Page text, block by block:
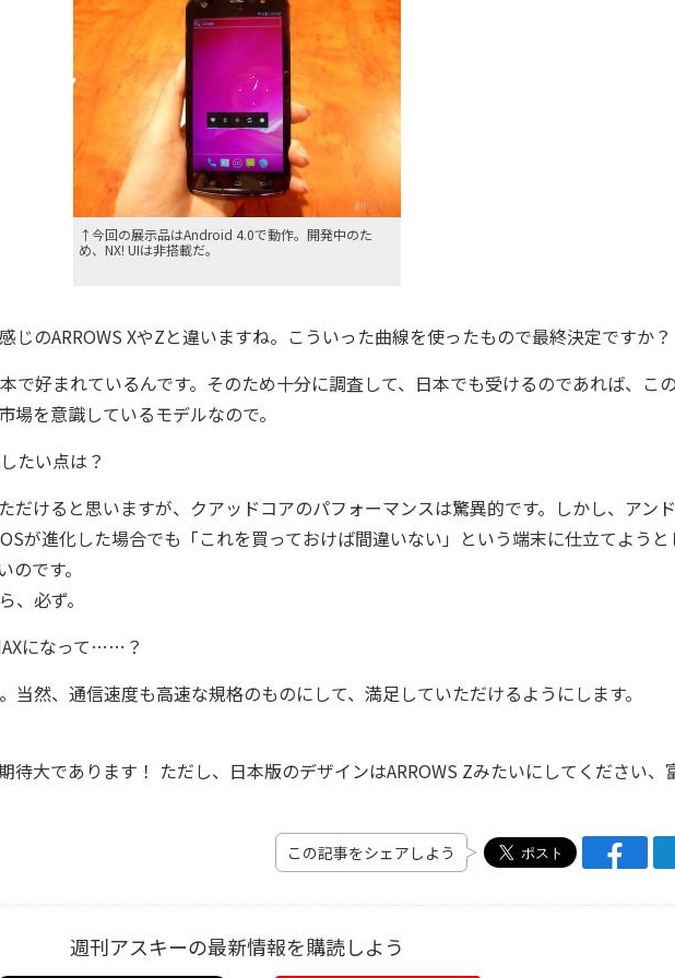
↑今回の展示品はAndroid 4.0で動作。開発中のた
め、NX! UIは非搭載だ。
のARROWS XやZと違いますね。こういった曲線を使ったもので最終決定ですか？
好まれているんです。そのため十分に調査して、日本でも受けるのであれば、こ
場を意識しているモデルなので。
たい点は？
けると思いますが、クアッドコアのパフォーマンスは驚異的です。しかし、アン
が進化した場合でも「これを買っておけば間違いない」という端末に仕立てようと
です。
必ず。
になって……？
然、通信速度も高速な規格のものにして、満足していただけるようにします。
待大であります！ ただし、日本版のデザインはARROWS Zみたいにしてください、
この記事をシェアしよう
週刊アスキーの最新情報を購読しよう